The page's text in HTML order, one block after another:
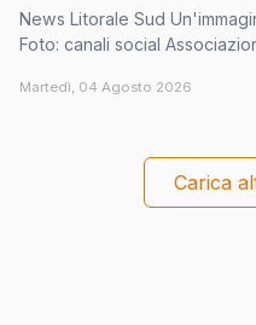
News Litorale Sud Un'immagine della precedente edizione -
Foto: canali social
Martedì, 04 Agosto 2026
Carica